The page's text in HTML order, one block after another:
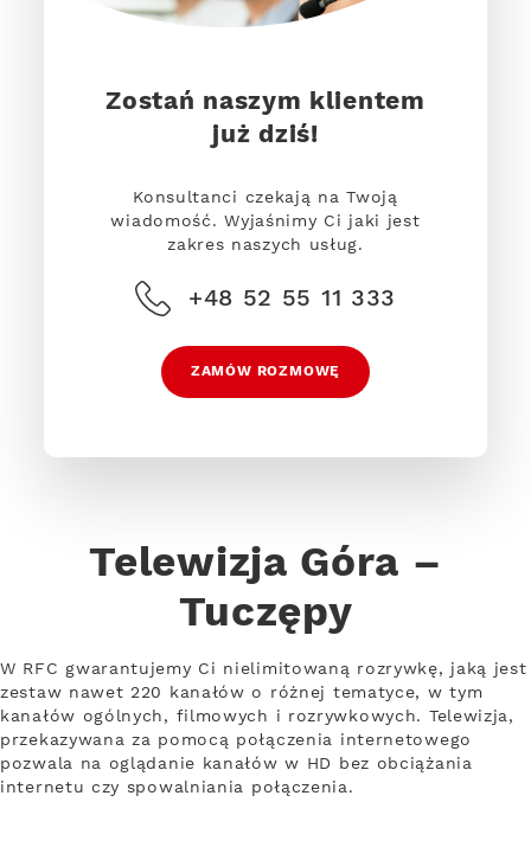
Zostań naszym klientem
już dziś!
Konsultanci czekają na Twoją
wiadomość. Wyjaśnimy Ci jaki jest
zakres naszych usług.
+48 52 55 11 333
ZAMÓW ROZMOWĘ
Telewizja Góra –
Tuczępy
W RFC gwarantujemy Ci nielimitowaną rozrywkę, jaką jest
zestaw nawet 220 kanałów o różnej tematyce, w tym
kanałów ogólnych, filmowych i rozrywkowych. Telewizja,
przekazywana za pomocą połączenia internetowego
pozwala na oglądanie kanałów w HD bez obciążania
internetu czy spowalniania połączenia.